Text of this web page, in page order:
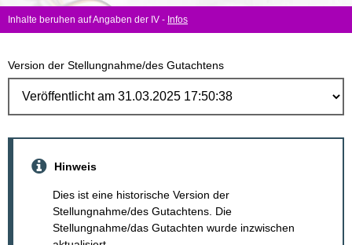
Inhalte beruhen auf Angaben der IV - Infos
Version der Stellungnahme/des Gutachtens
Hinweis
Dies ist eine historische Version der
Stellungnahme/des Gutachtens. Die
Stellungnahme/das Gutachten wurde inzwischen